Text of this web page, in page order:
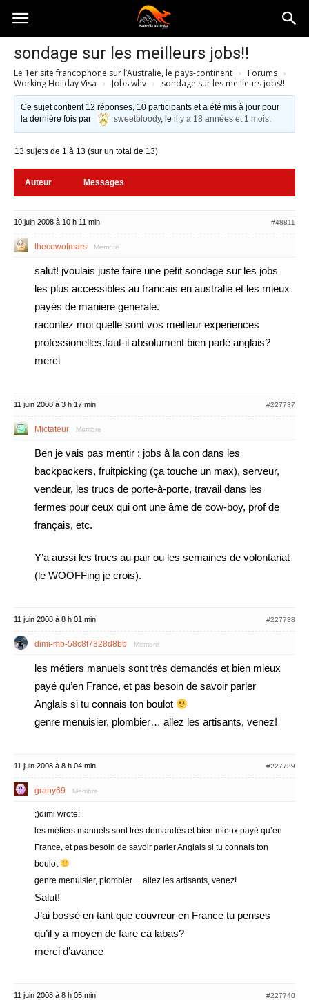
Australia-
australie.com
sondage sur les meilleurs jobs!!
Le 1er site francophone sur l’Australie, le pays-continent › Forums ›
Working Holiday Visa › Jobs whv › sondage sur les meilleurs jobs!!
Ce sujet contient 12 réponses, 10 participants et a été mis à jour pour
la dernière fois par
sweetbloody, leil y a 18 années et 1 mois.
13 sujets de 1 à 13 (sur un total de 13)
Auteur Messages
10 juin 2008 à 10 h 11 min #48811
thecowofmars Membre
salut! jvoulais juste faire une petit sondage sur les jobs
les plus accessibles au francais en australie et les mieux
payés de maniere generale.
racontez moi quelle sont vos meilleur experiences
professionelles.faut-il absolument bien parlé anglais?
merci
11 juin 2008 à 3 h 17 min #227737
Mictateur Membre
Ben je vais pas mentir : jobs à la con dans les
backpackers, fruitpicking (ça touche un max), serveur,
vendeur, les trucs de porte-à-porte, travail dans les
fermes pour ceux qui ont une âme de cow-boy, prof de
français, etc.
Y’a aussi les trucs au pair ou les semaines de volontariat
(le WOOFFing je crois).
11 juin 2008 à 8 h 01 min #227738
dimi-mb-58c8f7328d8bb Membre
les métiers manuels sont très demandés et bien mieux
payé qu’en France, et pas besoin de savoir parler
Anglais si tu connais ton boulot
genre menuisier, plombier… allez les artisants, venez!
11 juin 2008 à 8 h 04 min #227739
grany69 Membre
;)dimi wrote:
les métiers manuels sont très demandés et bien mieux payé qu’en
France, et pas besoin de savoir parler Anglais si tu connais ton
boulot
genre menuisier, plombier… allez les artisants, venez!
Salut!
J’ai bossé en tant que couvreur en France tu penses
qu’il y a moyen de faire ca labas?
merci d’avance
11 juin 2008 à 8 h 05 min #227740